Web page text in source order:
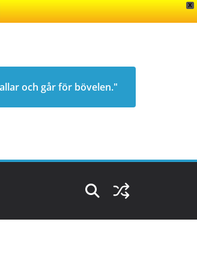
X
och går för bövelen."